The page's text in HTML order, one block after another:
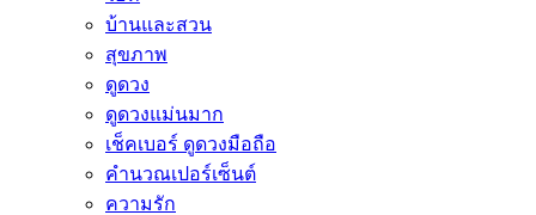
บ้านและสวน
สุขภาพ
ดูดวง
ดูดวงแม่นมาก
เช็คเบอร์ ดูดวงมือถือ
คำนวณเปอร์เซ็นต์
ความรัก